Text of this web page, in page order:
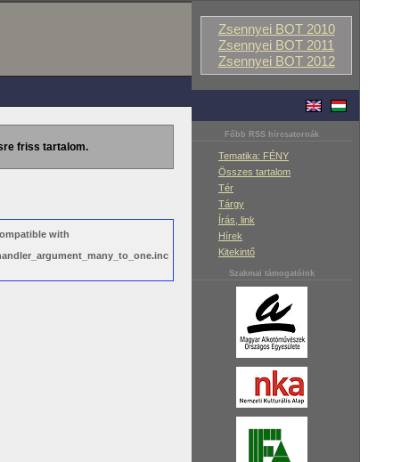
Zsennyei BOT 2010
Zsennyei BOT 2011
Zsennyei BOT 2012
Főbb RSS hírcsatornák
Tematika: FÉNY
Összes tartalom
Tér
Tárgy
Írás, link
Hírek
Kitekintő
Szakmai támogatóink
friss tartalom.
with